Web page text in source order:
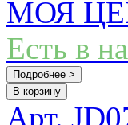
МОЯ
Есть в
Подробнее >
В корзину
Арт.